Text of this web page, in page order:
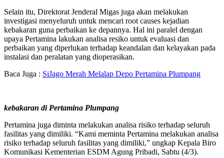
Selain itu, Direktorat Jenderal Migas juga akan melakukan
investigasi menyeluruh untuk mencari root causes kejadian
kebakaran guna perbaikan ke depannya. Hal ini paralel dengan
upaya Pertamina lakukan analisa resiko untuk evaluasi dan
perbaikan yang diperlukan terhadap keandalan dan kelayakan pada
instalasi dan peralatan yang dioperasikan.
Baca Juga : SiJago Merah Melalap Depo Pertamina Plumpang
kebakaran di Pertamina Plumpang
Pertamina juga diminta melakukan analisa risiko terhadap seluruh
fasilitas yang dimiliki. “Kami meminta Pertamina melakukan analisa
risiko terhadap seluruh fasilitas yang dimiliki,” ungkap Kepala Biro
Komunikasi Kementerian ESDM Agung Pribadi, Sabtu (4/3).